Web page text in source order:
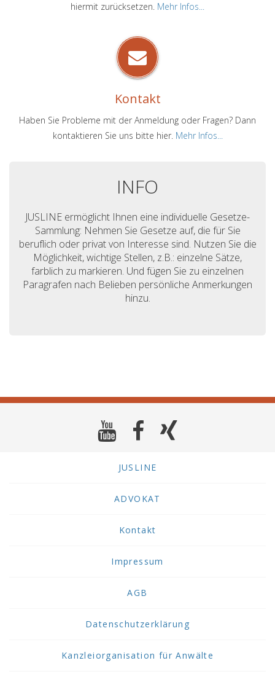
hiermit zurücksetzen. Mehr Infos...
Kontakt
Haben Sie Probleme mit der Anmeldung oder Fragen? Dann
kontaktieren Sie uns bitte hier. Mehr Infos...
INFO
JUSLINE ermöglicht Ihnen eine individuelle Gesetze-
Sammlung: Nehmen Sie Gesetze auf, die für Sie
beruflich oder privat von Interesse sind. Nutzen Sie die
Möglichkeit, wichtige Stellen, z.B.: einzelne Sätze,
farblich zu markieren. Und fügen Sie zu einzelnen
Paragrafen nach Belieben persönliche Anmerkungen
hinzu.
JUSLINE
ADVOKAT
Kontakt
Impressum
AGB
Datenschutzerklärung
Kanzleiorganisation für Anwälte